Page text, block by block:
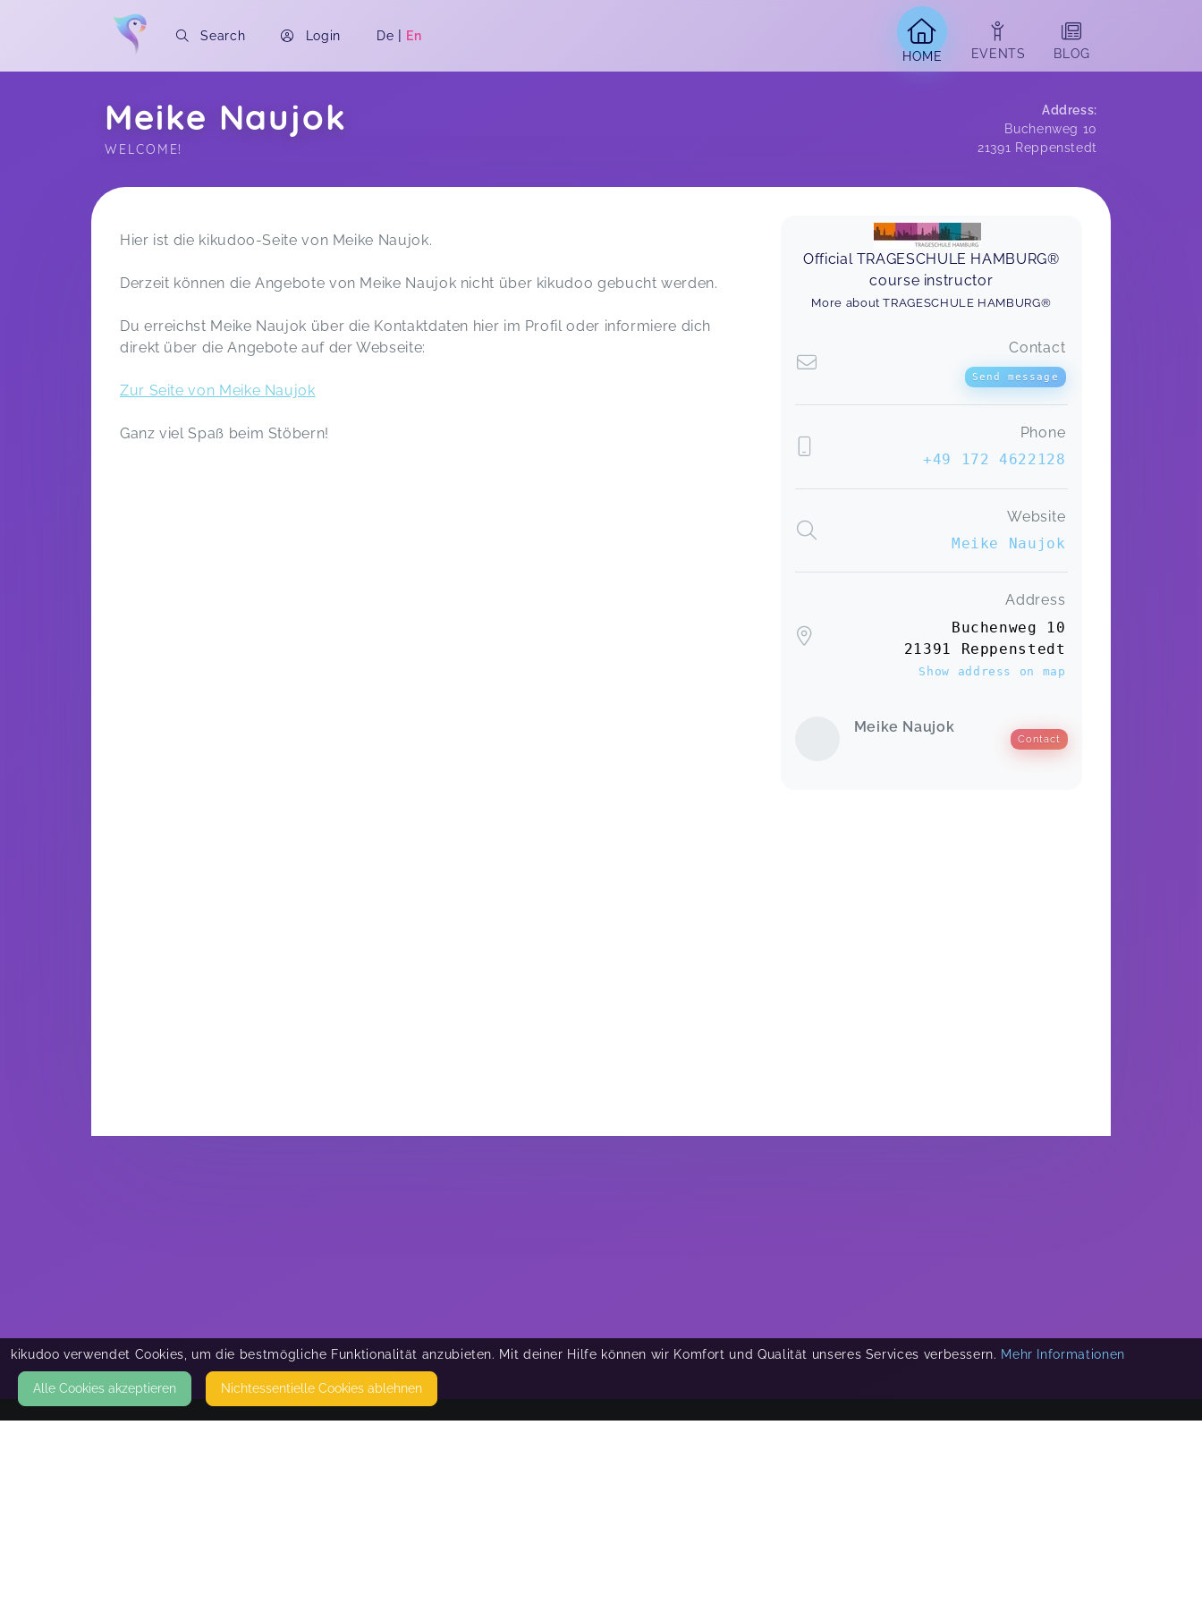
Search Login De | En
HOME
EVENTS BLOG
Meike Naujok
WELCOME!
Address:
Buchenweg 10
21391 Reppenstedt
Soon you will learn more about me here...
Hier ist die kikudoo-Seite von Meike Naujok.
Derzeit können die Angebote von Meike Naujok nicht über kikudoo gebucht werden.
Du erreichst Meike Naujok über die Kontaktdaten hier im Profil oder informiere dich
direkt über die Angebote auf der Webseite:
Zur Seite von Meike Naujok
Ganz viel Spaß beim Stöbern!
Official TRAGESCHULE HAMBURG®
course instructor
More about TRAGESCHULE HAMBURG®
Contact
Send message
Phone
+49 172 4622128
Website
Meike Naujok
Address
Buchenweg 10
21391 Reppenstedt
Show address on map
Meike Naujok
Contact
kikudoo verwendet Cookies, um die bestmögliche Funktionalität anzubieten. Mit deiner Hilfe können wir Komfort und Qualität unseres Services verbessern. Mehr Informationen
Alle Cookies akzeptieren Nicht­essentielle Cookies ablehnen